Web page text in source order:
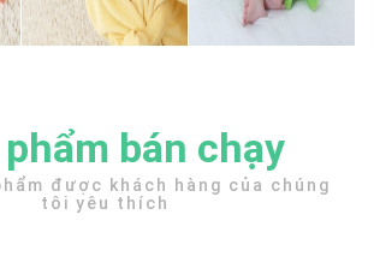
bán chạy
được khách hàng của chúng
tôi yêu thích